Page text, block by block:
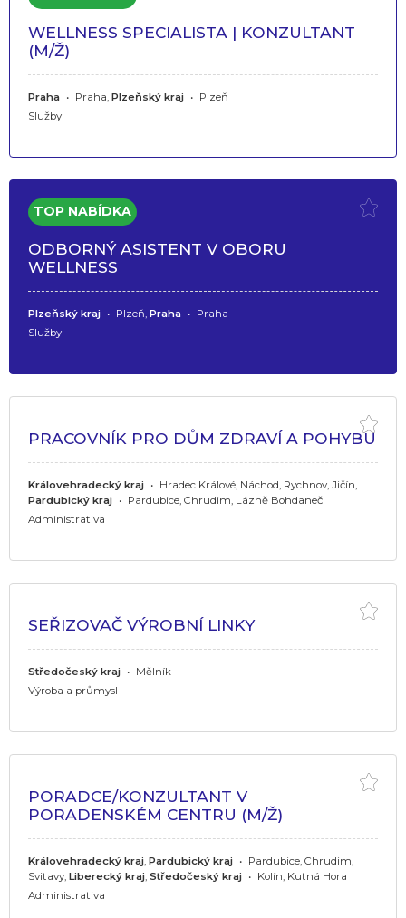
WELLNESS SPECIALISTA | KONZULTANT
(M/Ž)
Praha • Praha, Plzeňský kraj • Plzeň
Služby
ODBORNÝ ASISTENT V OBORU
WELLNESS
Plzeňský kraj • Plzeň, Praha • Praha
Služby
PRACOVNÍK PRO DŮM ZDRAVÍ A POHYBU
Královehradecký kraj • Hradec Králové, Náchod, Rychnov, Jičín,
Pardubický kraj • Pardubice, Chrudim, Lázně Bohdaneč
Administrativa
SEŘIZOVAČ VÝROBNÍ LINKY
Středočeský kraj • Mělník
Výroba a průmysl
PORADCE/KONZULTANT V
PORADENSKÉM CENTRU (M/Ž)
Královehradecký kraj Pardubický kraj • Pardubice, Chrudim,
Svitavy, Liberecký kraj Středočeský kraj • Kolín, Kutná Hora
Administrativa